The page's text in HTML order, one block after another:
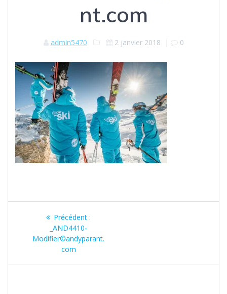
nt.com
admin5470 2 janvier 2018 | 0
Navigation
l’article
Précédent :
:
_AND4410-
Modifier©andyparant.
com